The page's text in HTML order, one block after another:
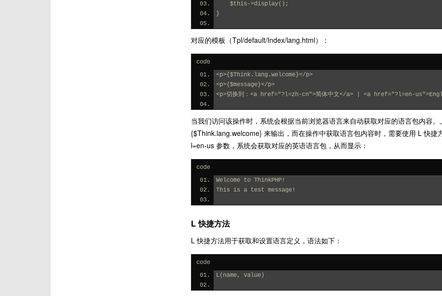
    $this->display();
}
对应的模板（Tpl/default/Index/lang.html）：
code
<p>{$Think.lang.welcome}</p>
<p>{$message}</p>
<p>切换到：<a href="?l=zh-cn">简体中文</a> | <a href="?l=en-
当我们访问该操作时，系统会根据当前浏览器语言来自动获取对应的语言包内容
{$Think.lang.welcome} 来输出，而在操作中获取语言包内容时，需要使用 L 快捷
l=en-us 参数，系统会获取对应的英语语言包，从而显示：
code
Welcome to ThinkPHP!
This is a test message!
L 快捷方法
L 快捷方法用于获取和设置语言定义，语法如下：
code
L(name, value)